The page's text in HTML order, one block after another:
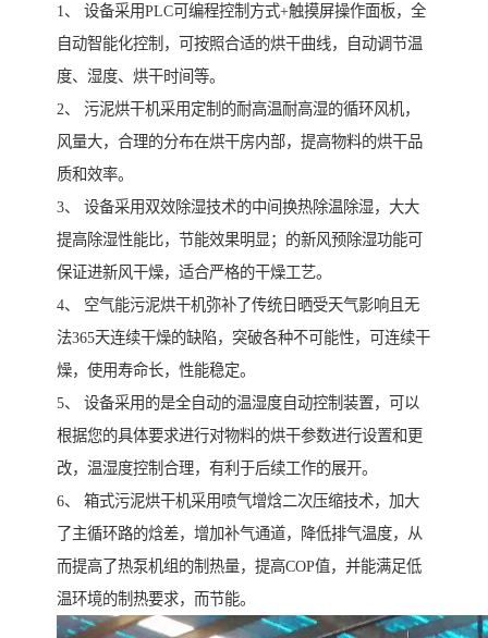
1、 设备采用PLC可编程控制方式+触摸屏操作面板，全
自动智能化控制，可按照合适的烘干曲线，自动调节温
度、湿度、烘干时间等。
2、 污泥烘干机采用定制的耐高温耐高湿的循环风机，
风量大，合理的分布在烘干房内部，提高物料的烘干品
质和效率。
3、 设备采用双效除湿技术的中间换热除温除湿，大大
提高除湿性能比，节能效果明显；的新风预除湿功能可
保证进新风干燥，适合严格的干燥工艺。
4、 空气能污泥烘干机弥补了传统日晒受天气影响且无
法365天连续干燥的缺陷，突破各种不可能性，可连续干
燥，使用寿命长，性能稳定。
5、 设备采用的是全自动的温湿度自动控制装置，可以
根据您的具体要求进行对物料的烘干参数进行设置和更
改，温湿度控制合理，有利于后续工作的展开。
6、 箱式污泥烘干机采用喷气增焓二次压缩技术，加大
了主循环路的焓差，增加补气通道，降低排气温度，从
而提高了热泵机组的制热量，提高COP值，并能满足低
温环境的制热要求，而节能。